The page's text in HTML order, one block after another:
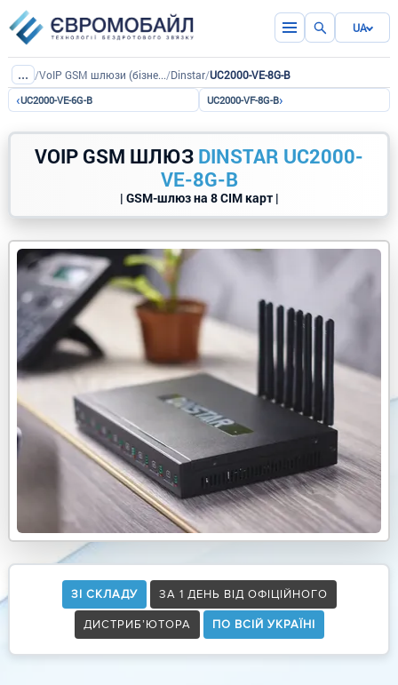
UA
... / VoIP GSM шлюзи (бізнес версія)/Dinstar/UC2000-VE-8G-B
‹UC2000-VE-6G-B UC2000-VF-8G-B›
VOIP GSM ШЛЮЗ DINSTAR UC2000-
VE-8G-B
| GSM-шлюз на 8 СІМ карт |
ЗІ СКЛАДУ ЗА 1 ДЕНЬ ВІД ОФІЦІЙНОГО
ДИСТРИБ’ЮТОРА ПО ВСІЙ УКРАЇНІ